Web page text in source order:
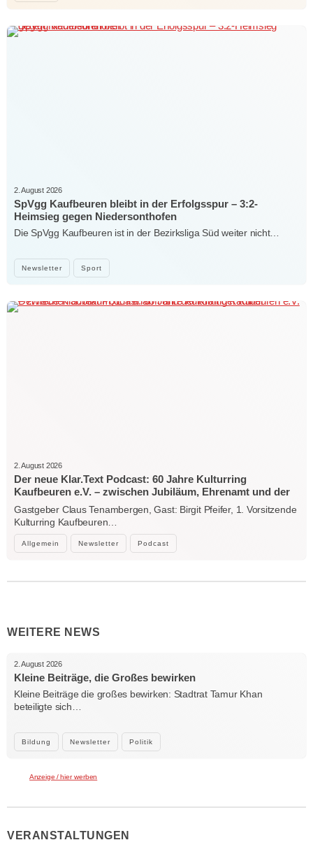
Newsletter Sport
2. August 2026
SpVgg Kaufbeuren bleibt in der Erfolgsspur – 3:2-
Heimsieg gegen Niedersonthofen
Die SpVgg Kaufbeuren ist in der Bezirksliga Süd weiter nicht…
Allgemein Newsletter Podcast
2. August 2026
Der neue Klar.Text Podcast: 60 Jahre Kulturring
Kaufbeuren e.V. – zwischen Jubiläum, Ehrenamt und der
Kraft der Kultur
Gastgeber Claus Tenambergen, Gast: Birgit Pfeifer, 1. Vorsitzende
Kulturring Kaufbeuren…
WEITERE NEWS
Bildung Newsletter Politik
2. August 2026
Kleine Beiträge, die Großes bewirken
Kleine Beiträge die großes bewirken: Stadtrat Tamur Khan
beteiligte sich…
Anzeige / hier werben
VERANSTALTUNGEN